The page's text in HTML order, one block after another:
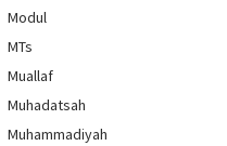
Modul
MTs
Muallaf
Muhadatsah
Muhammadiyah